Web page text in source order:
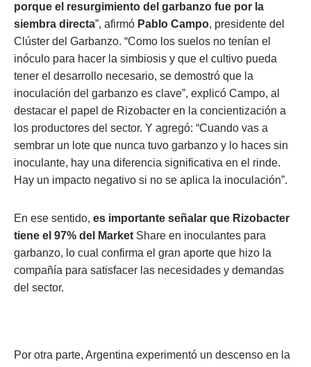
porque el resurgimiento del garbanzo fue por la
siembra directa”, afirmó Pablo Campo, presidente del
Clúster del Garbanzo. “Como los suelos no tenían el
inóculo para hacer la simbiosis y que el cultivo pueda
tener el desarrollo necesario, se demostró que la
inoculación del garbanzo es clave”, explicó Campo, al
destacar el papel de Rizobacter en la concientización a
los productores del sector. Y agregó: “Cuando vas a
sembrar un lote que nunca tuvo garbanzo y lo haces sin
inoculante, hay una diferencia significativa en el rinde.
Hay un impacto negativo si no se aplica la inoculación”.
En ese sentido, es importante señalar que Rizobacter
tiene el 97% del Market Share en inoculantes para
garbanzo, lo cual confirma el gran aporte que hizo la
compañía para satisfacer las necesidades y demandas
del sector.
Por otra parte, Argentina experimentó un descenso en la